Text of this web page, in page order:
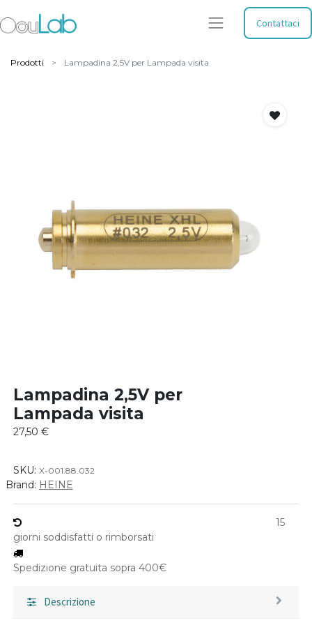
Contattaci
Prodotti Lampadina 2,5V per Lampada visita
Lampadina 2,5V per
Lampada visita
27,50 €
SKU: X-001.88.032
Brand: HEINE
15
giorni soddisfatti o rimborsati
Spedizione gratuita sopra 400€
Descrizione